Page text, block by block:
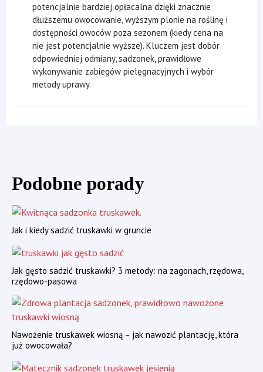
potencjalnie bardziej opłacalna dzięki znacznie
dłuższemu owocowanie, wyższym plonie na roślinę i
dostępności owoców poza sezonem (kiedy cena na
nie jest potencjalnie wyższe). Kluczem jest dobór
odpowiedniej odmiany, sadzonek, prawidłowe
wykonywanie zabiegów pielęgnacyjnych i wybór
metody uprawy.
Podobne porady
Jak i kiedy sadzić truskawki w gruncie
Jak gęsto sadzić truskawki? 3 metody: na zagonach, rzędowa,
rzędowo-pasowa
Nawożenie truskawek wiosną – jak nawozić plantację, która
już owocowała?